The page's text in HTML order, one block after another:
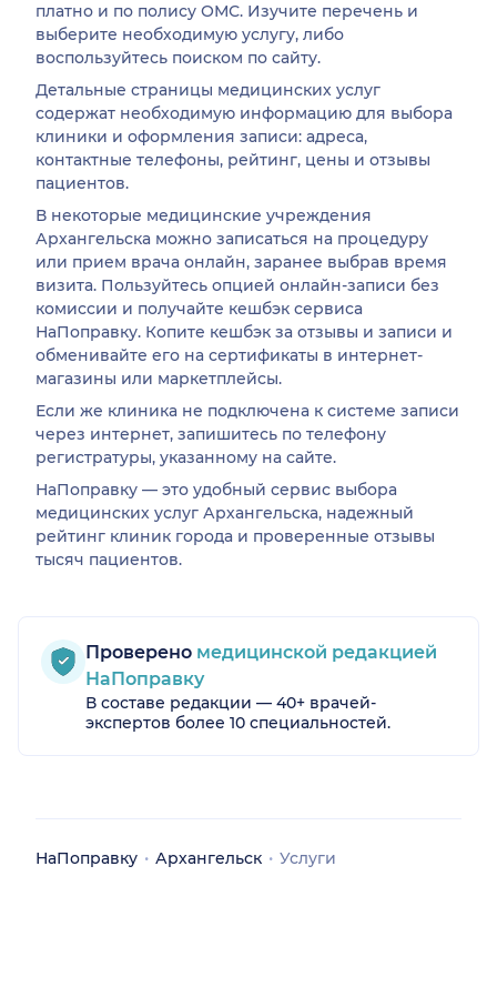
платно и по полису ОМС. Изучите перечень и
выберите необходимую услугу, либо
воспользуйтесь поиском по сайту.
Детальные страницы медицинских услуг
содержат необходимую информацию для выбора
клиники и оформления записи: адреса,
контактные телефоны, рейтинг, цены и отзывы
пациентов.
В некоторые медицинские учреждения
Архангельска можно записаться на процедуру
или прием врача онлайн, заранее выбрав время
визита. Пользуйтесь опцией онлайн-записи без
комиссии и получайте кешбэк сервиса
НаПоправку. Копите кешбэк за отзывы и записи и
обменивайте его на сертификаты в интернет-
магазины или маркетплейсы.
Если же клиника не подключена к системе записи
через интернет, запишитесь по телефону
регистратуры, указанному на сайте.
НаПоправку — это удобный сервис выбора
медицинских услуг Архангельска, надежный
рейтинг клиник города и проверенные отзывы
тысяч пациентов.
Проверено медицинской редакцией
НаПоправку
В составе редакции — 40+ врачей-
экспертов более 10 специальностей.
НаПоправку Архангельск Услуги